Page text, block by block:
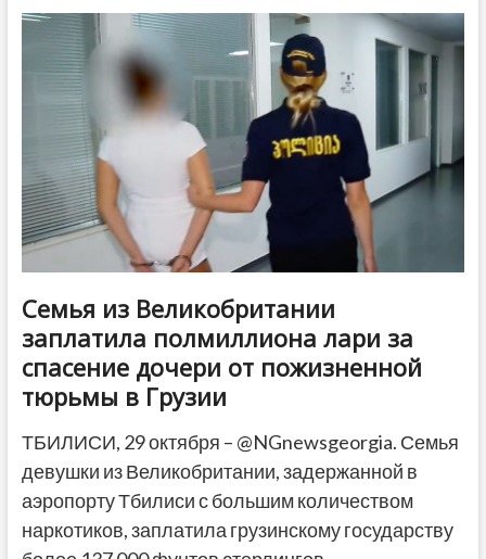
назвал
большую
проектов
Фонда
муниципального
развития
Семья из Великобритании
заплатила полмиллиона лари за
спасение дочери от пожизненной
тюрьмы в Грузии
ТБИЛИСИ, 29 октября – @NGnewsgeorgia. Семья
девушки из Великобритании, задержанной в
аэропорту Тбилиси с большим количеством
наркотиков, заплатила грузинскому государству